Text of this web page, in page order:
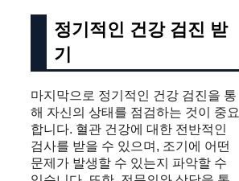
정기적인 건강 검진 받
기
마지막으로 정기적인 건강 검진을 통
해 자신의 상태를 점검하는 것이 중요
합니다. 혈관 건강에 대한 전반적인
검사를 받을 수 있으며, 조기에 어떤
문제가 발생할 수 있는지 파악할 수